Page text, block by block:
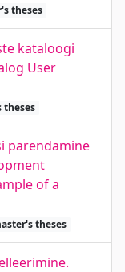
theses
kataloogi
User
theses
parendamine
of a
theses